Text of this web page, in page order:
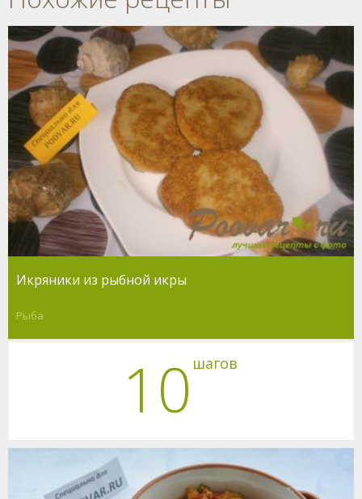
Икряники из рыбной икры
Рыба
10 шагов